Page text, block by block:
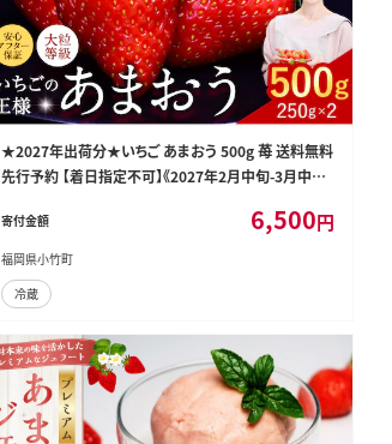
★2027年出荷分★いちご あまおう 500g 苺 送料無料
先行予約 【着日指定不可】《2027年2月中旬-3月中旬
【配送不可地域：離島】---ktk_ktk_84_500g---
寄付金額 6,500円
福岡県小竹町
冷蔵